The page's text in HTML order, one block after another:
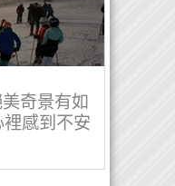
奇景有如
感到不安